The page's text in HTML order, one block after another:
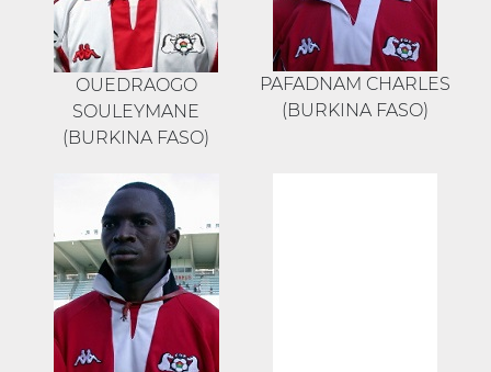
OUEDRAOGO
SOULEYMANE
(BURKINA FASO)
PAFADNAM CHARLES
(BURKINA FASO)